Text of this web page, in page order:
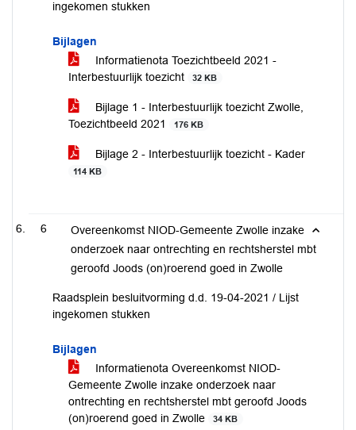
ingekomen stukken
Bijlagen
Informatienota Toezichtbeeld 2021 -
Interbestuurlijk toezicht
32 KB
Bijlage 1 - Interbestuurlijk toezicht Zwolle,
Toezichtbeeld 2021
176 KB
Bijlage 2 - Interbestuurlijk toezicht - Kader
114 KB
6
Overeenkomst NIOD-Gemeente Zwolle inzake
onderzoek naar ontrechting en rechtsherstel mbt
geroofd Joods (on)roerend goed in Zwolle
Raadsplein besluitvorming d.d. 19-04-2021 / Lijst
ingekomen stukken
Bijlagen
Informatienota Overeenkomst NIOD-
Gemeente Zwolle inzake onderzoek naar
ontrechting en rechtsherstel mbt geroofd Joods
(on)roerend goed in Zwolle
34 KB